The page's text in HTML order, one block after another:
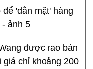
được rao bán
giá chỉ khoảng 200